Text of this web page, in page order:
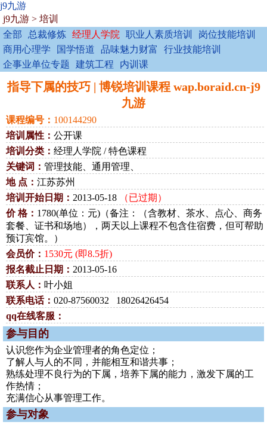
j9九游
j9九游 > 培训
全部
总裁修炼 经理人学院 职业人素质培训
岗位技能培训
商用心理学
国学悟道 品味魅力财富
行业技能培训
企事业单位专题
建筑工程 内训课
指导下属的技巧 | 博锐培训课程 wap.boraid.cn-j9
九游
课程编号： 100144290
培训属性： 公开课
培训分类： 经理人学院 / 特色课程
关键词： 管理技能、通用管理、
地 点： 江苏苏州
培训开始日期： 2013-05-18
（已过期）
价 格： 1780(单位：元)（备注：（含教材、茶水、点心、商务
套餐、证书和场地），两天以上课程不包含住宿费，但可帮助
预订宾馆。）
会员价： 1530元 (即8.5折)
报名截止日期： 2013-05-16
联系人： 叶小姐
联系电话： 020-87560032 18026426454
qq在线客服：
参与目的
认识您作为企业管理者的角色定位；
了解人与人的不同，并能相互和谐共事；
熟练处理不良行为的下属，培养下属的能力，激发下属的工
作热情；
充满信心从事管理工作。
参与对象